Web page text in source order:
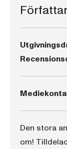
Den stora
om!